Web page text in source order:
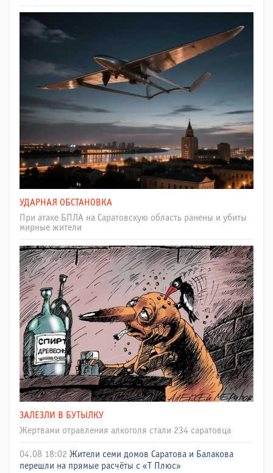
УДАРНАЯ ОБСТАНОВКА
При атаке БПЛА на Саратовскую область ранены и убиты
мирные жители
ЗАЛЕЗЛИ В БУТЫЛКУ
Жертвами отравления алкоголя стали 234 саратовца
04.08 18:02 Жители семи домов Саратова и Балакова
перешли на прямые расчёты с «Т Плюс»